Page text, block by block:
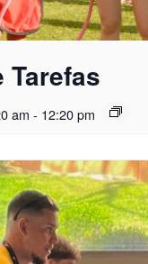
Tarefas
am - 12:20 pm